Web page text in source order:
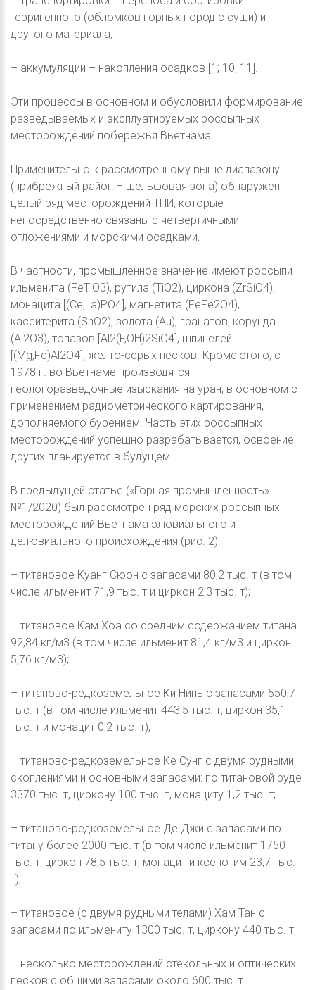
терригенного (обломков горных пород с суши) и
другого материала;
– аккумуляции – накопления осадков [1; 10; 11].
Эти процессы в основном и обусловили формирование
разведываемых и эксплуатируемых россыпных
месторождений побережья Вьетнама.
Применительно к рассмотренному выше диапазону
(прибрежный район – шельфовая зона) обнаружен
целый ряд месторождений ТПИ, которые
непосредственно связаны с четвертичными
отложениями и морскими осадками.
В частности, промышленное значение имеют россыпи
ильменита (FeTiO3), рутила (TiO2), циркона (ZrSiO4),
монацита [(Ce,La)PO4], магнетита (FeFe2O4),
касситерита (SnO2), золота (Au), гранатов, корунда
(Al2O3), топазов [Al2(F,OH)2SiO4], шпинелей
[(Mg,Fe)Al2O4], желто-серых песков. Кроме этого, с
1978 г. во Вьетнаме производятся
геологоразведочные изыскания на уран, в основном с
применением радиометрического картирования,
дополняемого бурением. Часть этих россыпных
месторождений успешно разрабатывается, освоение
других планируется в будущем.
В предыдущей статье («Горная промышленность»
№1/2020) был рассмотрен ряд морских россыпных
месторождений Вьетнама элювиального и
делювиального происхождения (рис. 2):
– титановое Куанг Сюон с запасами 80,2 тыс. т (в том
числе ильменит 71,9 тыс. т и циркон 2,3 тыс. т);
– титановое Кам Хоа со средним содержанием титана
92,84 кг/м3 (в том числе ильменит 81,4 кг/м3 и циркон
5,76 кг/м3);
– титаново-редкоземельное Ки Нинь с запасами 550,7
тыс. т (в том числе ильменит 443,5 тыс. т, циркон 35,1
тыс. т и монацит 0,2 тыс. т);
– титаново-редкоземельное Ке Сунг с двумя рудными
скоплениями и основными запасами: по титановой руде
3370 тыс. т, циркону 100 тыс. т, монациту 1,2 тыс. т;
– титаново-редкоземельное Де Джи с запасами по
титану более 2000 тыс. т (в том числе ильменит 1750
тыс. т, циркон 78,5 тыс. т, монацит и ксенотим 23,7 тыс.
т);
– титановое (с двумя рудными телами) Хам Тан с
запасами по ильмениту 1300 тыс. т, циркону 440 тыс. т;
– несколько месторождений стекольных и оптических
песков с общими запасами около 600 тыс. т.